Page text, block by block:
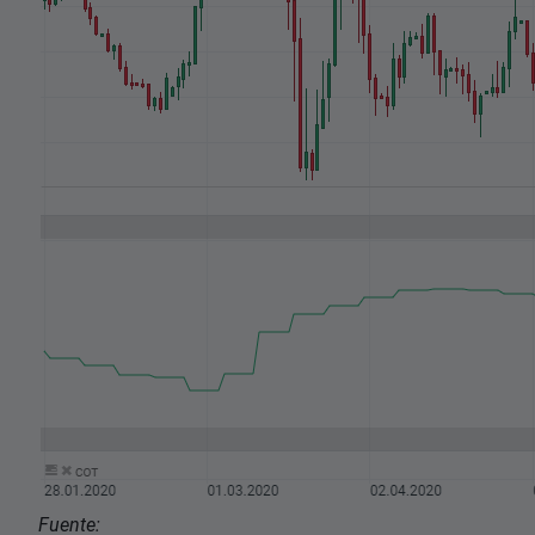
Fuente: